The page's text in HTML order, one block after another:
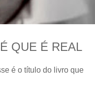
QUE É REAL
é o título do livro que